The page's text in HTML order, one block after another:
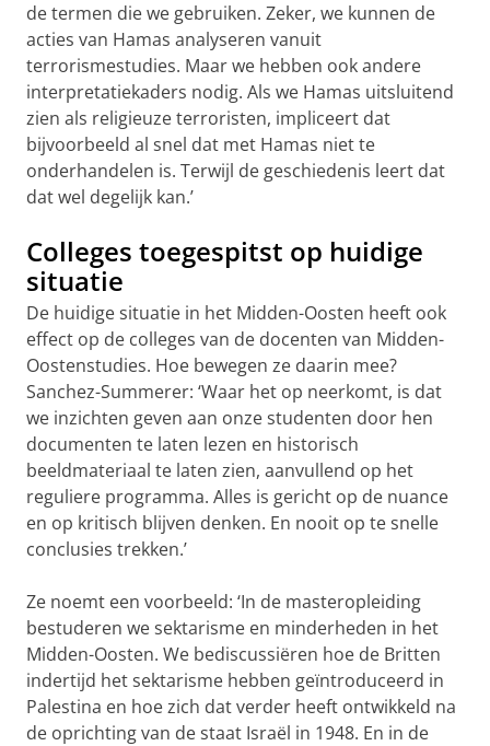
de termen die we gebruiken. Zeker, we kunnen de
acties van Hamas analyseren vanuit
terrorismestudies. Maar we hebben ook andere
interpretatiekaders nodig. Als we Hamas uitsluitend
zien als religieuze terroristen, impliceert dat
bijvoorbeeld al snel dat met Hamas niet te
onderhandelen is. Terwijl de geschiedenis leert dat
dat wel degelijk kan.’
Colleges toegespitst op huidige
situatie
De huidige situatie in het Midden-Oosten heeft ook
effect op de colleges van de docenten van Midden-
Oostenstudies. Hoe bewegen ze daarin mee?
Sanchez-Summerer: ‘Waar het op neerkomt, is dat
we inzichten geven aan onze studenten door hen
documenten te laten lezen en historisch
beeldmateriaal te laten zien, aanvullend op het
reguliere programma. Alles is gericht op de nuance
en op kritisch blijven denken. En nooit op te snelle
conclusies trekken.’
Ze noemt een voorbeeld: ‘In de masteropleiding
bestuderen we sektarisme en minderheden in het
Midden-Oosten. We bediscussiëren hoe de Britten
indertijd het sektarisme hebben geïntroduceerd in
Palestina en hoe zich dat verder heeft ontwikkeld na
de oprichting van de staat Israël in 1948. En in de